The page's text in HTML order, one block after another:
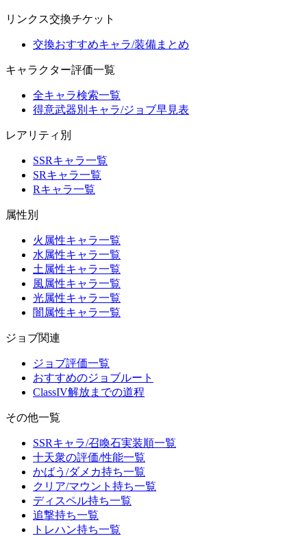
リンクス交換チケット
交換おすすめキャラ/装備まとめ
キャラクター評価一覧
全キャラ検索一覧
得意武器別キャラ/ジョブ早見表
レアリティ別
SSRキャラ一覧
SRキャラ一覧
Rキャラ一覧
属性別
火属性キャラ一覧
水属性キャラ一覧
土属性キャラ一覧
風属性キャラ一覧
光属性キャラ一覧
闇属性キャラ一覧
ジョブ関連
ジョブ評価一覧
おすすめのジョブルート
ClassIV解放までの道程
その他一覧
SSRキャラ/召喚石実装順一覧
十天衆の評価/性能一覧
かばう/ダメカ持ち一覧
クリア/マウント持ち一覧
ディスペル持ち一覧
追撃持ち一覧
トレハン持ち一覧